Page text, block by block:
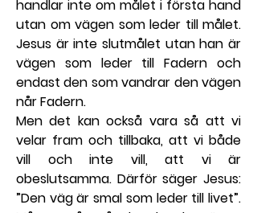
handlar inte om målet i första hand
utan om vägen som leder till målet.
Jesus är inte slutmålet utan han är
vägen som leder till Fadern och
endast den som vandrar den vägen
når Fadern.
Men det kan också vara så att vi
velar fram och tillbaka, att vi både
vill och inte vill, att vi är
obeslutsamma. Därför säger Jesus:
”Den väg är smal som leder till livet”.